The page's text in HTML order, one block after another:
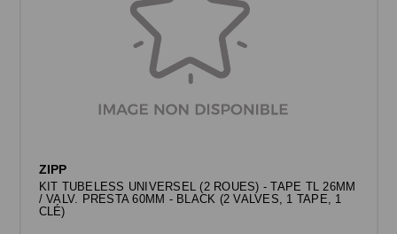
ZIPP
KIT TUBELESS UNIVERSEL (2 ROUES) - TAPE TL 26MM
/ VALV. PRESTA 60MM - BLACK (2 VALVES, 1 TAPE, 1
CLÉ)